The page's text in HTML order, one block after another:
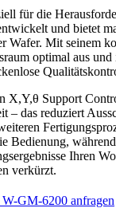
für die
und bietet
Wafer. Mit seinem
optimal aus und
X,Y,θ Support
– das reduziert
Bedienung,
Ihren
verkürzt.
GM-6200 anfragen